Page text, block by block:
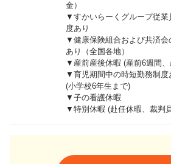
金）
▼すかいらーくグループ従業
度あり
▼健康保険組合および共済会
あり（全国各地）
▼産前産後休暇 (産前6週間、
▼育児期間中の時短勤務制度
(小学校6年生まで)
▼子の看護休暇
▼特別休暇 (赴任休暇、裁判